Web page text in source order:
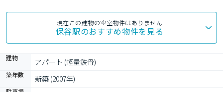
現在この建物の空室物件はありません
保谷駅のおすすめ物件を見る
建物 アパート (軽量鉄骨)
築年数 新築 (2007年)